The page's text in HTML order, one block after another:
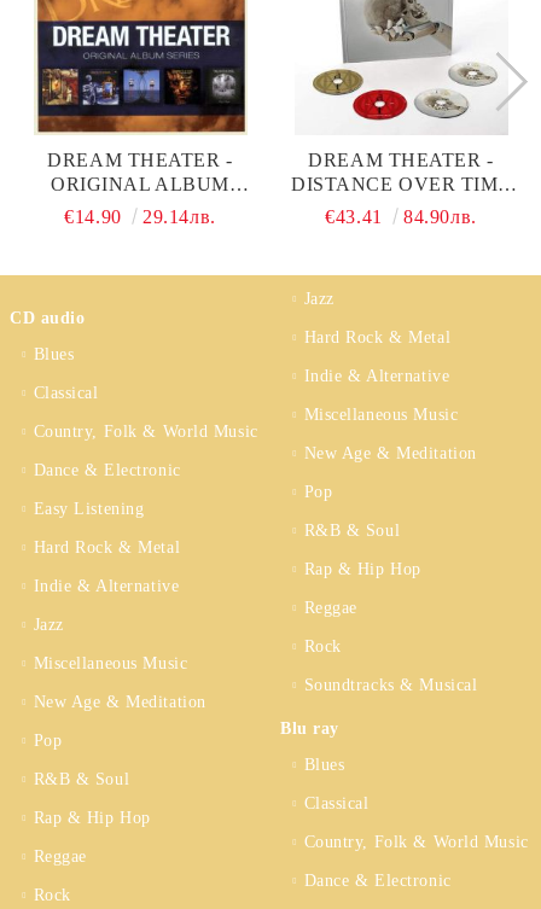
DREAM THEATER -
ORIGINAL ALBUM
SERIES (5CD)
€14.90 29.14лв.
DREAM THEATER -
DISTANCE OVER TIME
(LIMITED EDITION)
€43.41 84.90лв.
CD audio
Blues
Classical
Country, Folk & World Music
Dance & Electronic
Easy Listening
Hard Rock & Metal
Indie & Alternative
Jazz
Miscellaneous Music
New Age & Meditation
Pop
R&B & Soul
Rap & Hip Hop
Reggae
Rock
Jazz
Hard Rock & Metal
Indie & Alternative
Miscellaneous Music
New Age & Meditation
Pop
R&B & Soul
Rap & Hip Hop
Reggae
Rock
Soundtracks & Musical
Blu ray
Blues
Classical
Country, Folk & World Music
Dance & Electronic